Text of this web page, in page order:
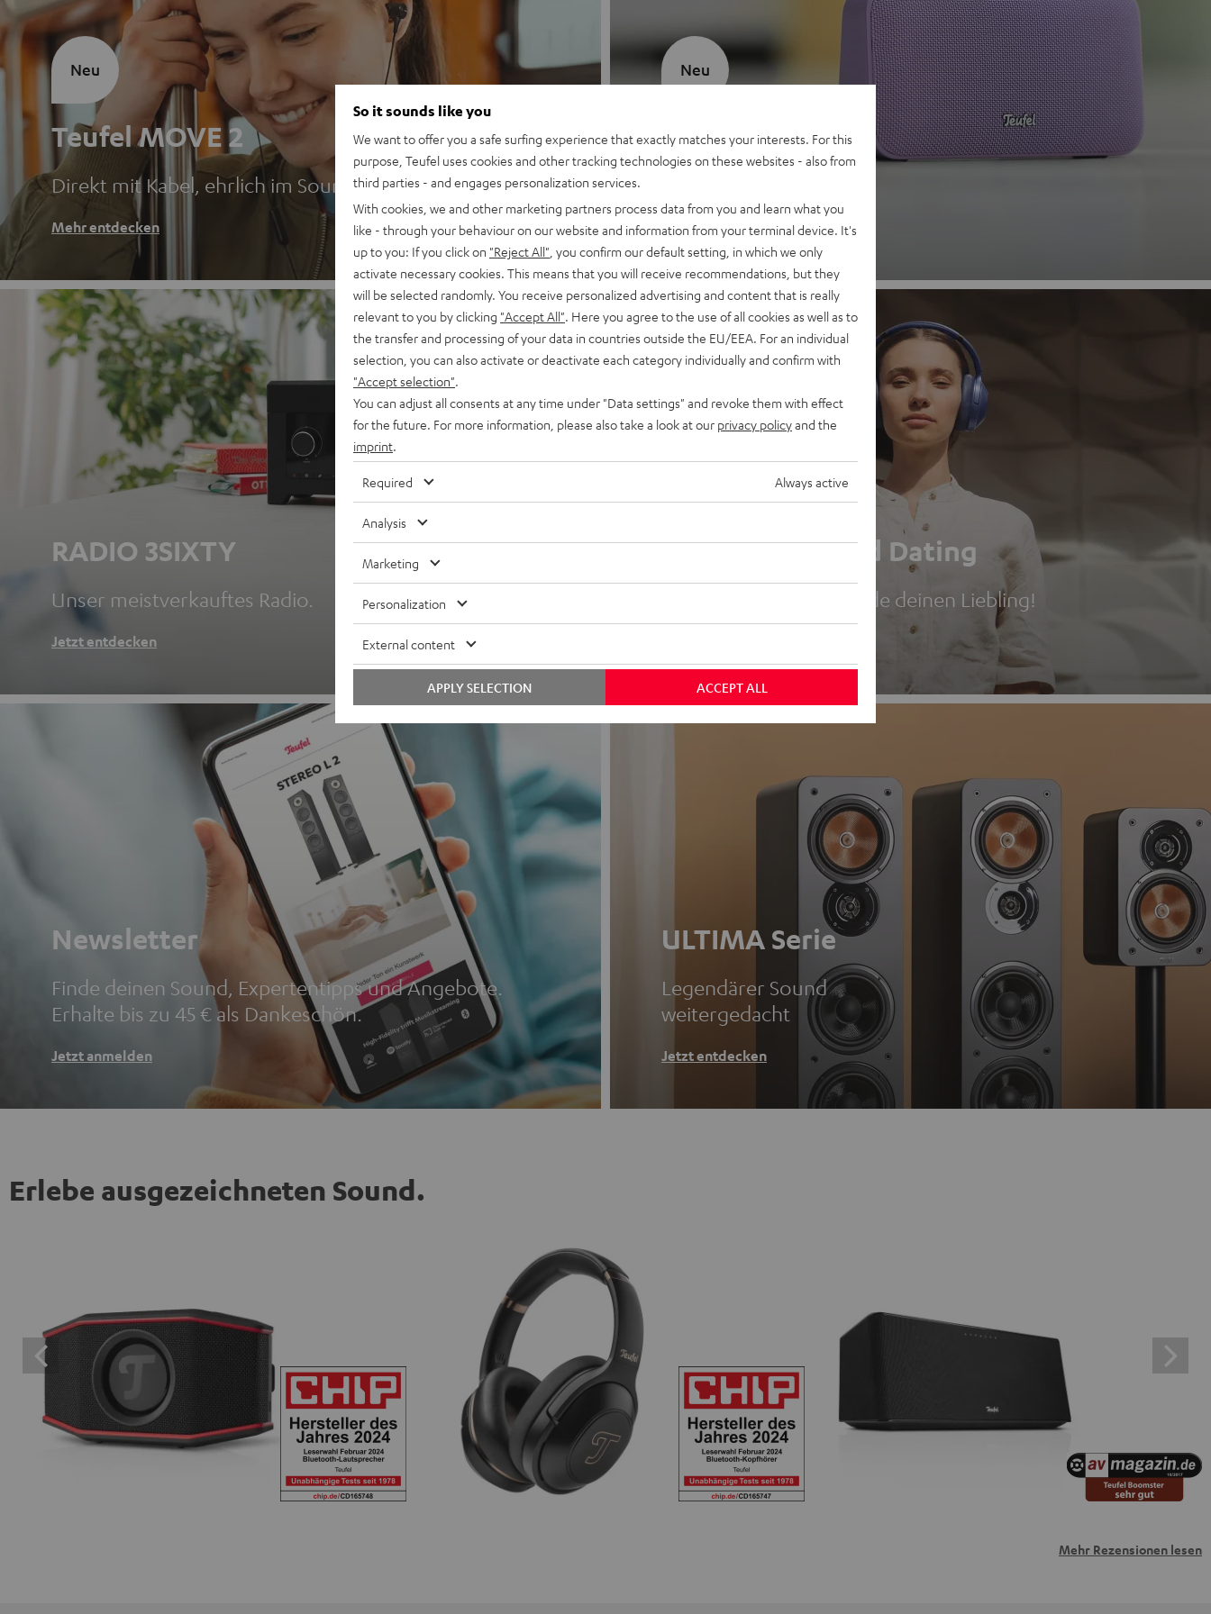
Teufel MOVE 2
Direkt mit Kabel, ehrlich im Sound
Mehr entdecken
Neu
MOTIV® GO 2
Mehr entdecken
Neu
RADIO 3SIXTY
Unser meistverkauftes Radio.
Jetzt entdecken
Kopfhörer Speed Dating
Geht direkt ins Ohr. Finde deinen Liebling!
Newsletter
Finde deinen Sound, Expertentipps und Angebote.
Erhalte bis zu 45 € als Dankeschön.
Jetzt anmelden
ULTIMA Serie
Legendärer Sound
weitergedacht
Jetzt entdecken
Erlebe ausgezeichneten Sound.
Mehr Rezensionen lesen
So it sounds like you
We want to offer you a safe surfing experience that exactly matches your interests. For this
purpose, Teufel uses cookies and other tracking technologies on these websites - also from
third parties - and engages personalization services.
With cookies, we and other marketing partners process data from you and learn what you
like - through your behaviour on our website and information from your terminal device. It's
up to you: If you click on "Reject All" , you confirm our default setting, in which we only
activate necessary cookies. This means that you will receive recommendations, but they
will be selected randomly. You receive personalized advertising and content that is really
relevant to you by clicking "Accept All" . Here you agree to the use of all cookies as well as to
the transfer and processing of your data in countries outside the EU/EEA. For an individual
selection, you can also activate or deactivate each category individually and confirm with
"Accept selection"
You can adjust all consents at any time under "Data settings" and revoke them with effect
for the future. For more information, please also take a look at our privacy policyand the
imprint
Required Always active
Analysis
Marketing
Personalization
External content
ACCEPT ALL
APPLY SELECTION